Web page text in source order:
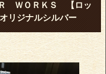
ＷＯＲＫＳ 【ロッ
リジナルシルバー